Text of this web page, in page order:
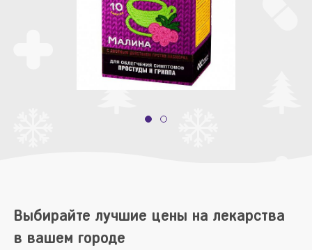
Выбирайте лучшие цены на лекарства
в вашем городе